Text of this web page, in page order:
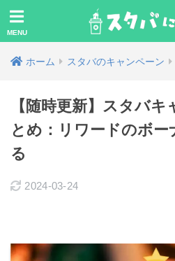
ホーム スタバのキャンペーン
【随時更新】スタバ
とめ：リワードのボー
る
2024-03-24